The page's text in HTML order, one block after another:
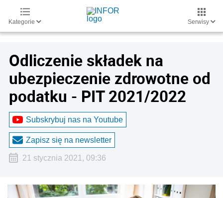
Kategorie Serwisy
Odliczenie składek na
ubezpieczenie zdrowotne od
podatku - PIT 2021/2022
Subskrybuj nas na Youtube
Zapisz się na newsletter
21 stycznia 2021, 09:36